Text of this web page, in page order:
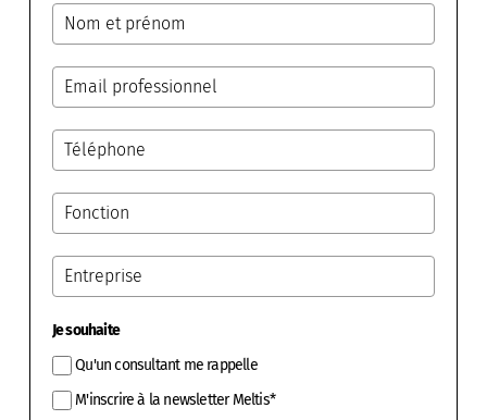
Je souhaite
Qu'un consultant me rappelle
M'inscrire à la newsletter Meltis*